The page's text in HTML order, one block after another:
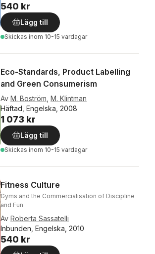
540 kr
Lägg till
Skickas inom 10-15 vardagar
Eco-Standards, Product Labelling
and Green Consumerism
Av M. Boström M. Klintman
Häftad, Engelska, 2008
1 073 kr
Lägg till
Skickas inom 10-15 vardagar
Fitness Culture
Gyms and the Commercialisation of Discipline
and Fun
Av Roberta Sassatelli
Inbunden, Engelska, 2010
540 kr